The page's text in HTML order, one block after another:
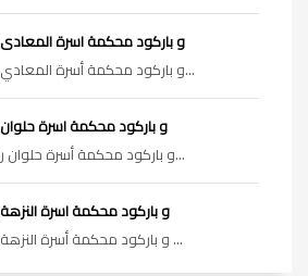
أجندة جلسات qr code و باركود محكمة اسرة المعادى
أجندة جلسات qr code و باركود محكمة أسرة المعادي...
أجندة جلسات qr code و باركود محكمة اسرة حلوان
أجندة جلسات qr code و باركود محكمة أسرة حلوان ر...
أجندة جلسات qr code و باركود محكمة اسرة النزهة
أجندة جلسات qr code و باركود محكمة أسرة النزهة ...